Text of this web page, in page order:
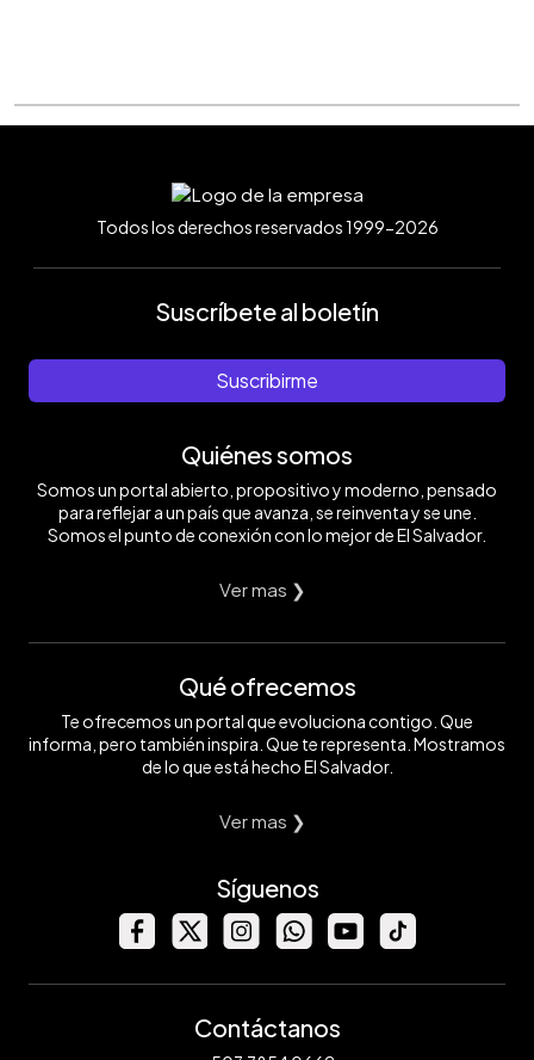
Todos los derechos reservados 1999-2026
Suscríbete al boletín
Suscribirme
Quiénes somos
Somos un portal abierto, propositivo y moderno, pensado
para reflejar a un país que avanza, se reinventa y se une.
Somos el punto de conexión con lo mejor de El Salvador.
Ver mas ❯
Qué ofrecemos
Te ofrecemos un portal que evoluciona contigo. Que
informa, pero también inspira. Que te representa. Mostramos
de lo que está hecho El Salvador.
Ver mas ❯
Síguenos
Contáctanos